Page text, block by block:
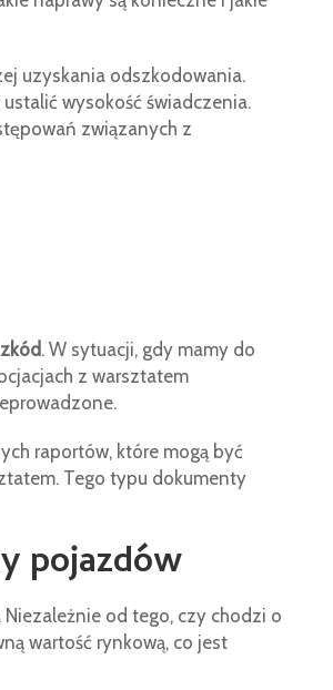
uzyskania odszkodowania.
wysokość świadczenia.
związanych z
. W sytuacji, gdy mamy do
z warsztatem
raportów, które mogą być
Tego typu dokumenty
pojazdów
Niezależnie od tego, czy chodzi o
wartość rynkową, co jest